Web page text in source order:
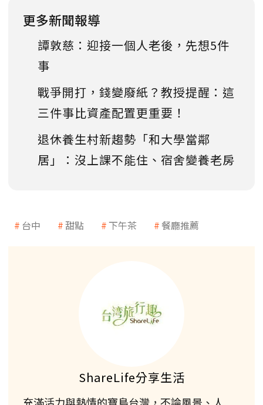
更多新聞報導
譚敦慈：迎接一個人老後，先想5件
事
戰爭開打，錢變廢紙？教授提醒：這
三件事比資產配置更重要！
退休養生村新趨勢「和大學當鄰
居」：沒上課不能住、宿舍變養老房
台中 甜點 下午茶 餐廳推薦
ShareLife分享生活